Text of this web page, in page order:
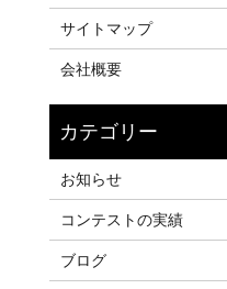
サイトマップ
会社概要
お知らせ
コンテストの実績
ブログ